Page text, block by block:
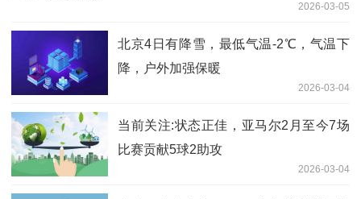
2026-03-05
北京4日有降雪，最低气温-2℃，气温下
降，户外加强保暖
2026-03-04
当前关注:状态正佳，亚马尔2月至今7场
比赛贡献5球2助攻
2026-03-04